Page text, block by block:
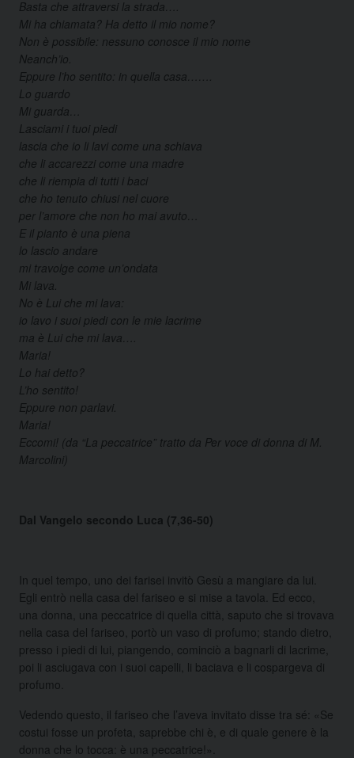
Basta che attraversi la strada….
Mi ha chiamata? Ha detto il mio nome?
Non è possibile: nessuno conosce il mio nome
Neanch’io.
Eppure l’ho sentito: in quella casa…….
Lo guardo
Mi guarda…
Lasciami i tuoi piedi
lascia che io li lavi come una schiava
che li accarezzi come una madre
che li riempia di tutti i baci
che ho tenuto chiusi nel cuore
per l’amore che non ho mai avuto…
E il pianto è una piena
lo lascio andare
mi travolge come un’ondata
Mi lava.
No è Lui che mi lava:
io lavo i suoi piedi con le mie lacrime
ma è Lui che mi lava….
Maria!
Lo hai detto?
L’ho sentito!
Eppure non parlavi.
Maria!
Eccomi! (da “La peccatrice” tratto da Per voce di donna di M.
Marcolini)
Dal Vangelo secondo Luca (7,36-50)
In quel tempo, uno dei farisei invitò Gesù a mangiare da lui.
Egli entrò nella casa del fariseo e si mise a tavola. Ed ecco,
una donna, una peccatrice di quella città, saputo che si trovava
nella casa del fariseo, portò un vaso di profumo; stando dietro,
presso i piedi di lui, piangendo, cominciò a bagnarli di lacrime,
poi li asciugava con i suoi capelli, li baciava e li cospargeva di
profumo.
Vedendo questo, il fariseo che l’aveva invitato disse tra sé: «Se
costui fosse un profeta, saprebbe chi è, e di quale genere è la
donna che lo tocca: è una peccatrice!».